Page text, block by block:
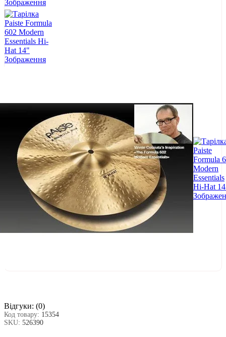
Відгуки: (0)
Код товару: 15354
SKU: 526390